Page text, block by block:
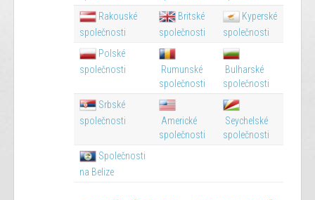
Rakouské
společnosti
Britské
společnosti
Kyperské
společnosti
Polské
společnosti
Rumunské
společnosti
Bulharské
společnosti
Srbské
společnosti
Americké
společnosti
Seychelské
společnosti
Společnosti
na Belize